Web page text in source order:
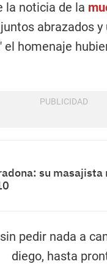
la noticia de la
abrazados
el homenaje
su
pedir nada a
diego, hasta